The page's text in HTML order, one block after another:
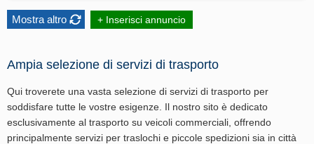
Mostra altro + Inserisci annuncio
Ampia selezione di servizi di trasporto
Qui troverete una vasta selezione di servizi di trasporto per
soddisfare tutte le vostre esigenze. Il nostro sito è dedicato
esclusivamente al trasporto su veicoli commerciali, offrendo
principalmente servizi per traslochi e piccole spedizioni sia in città